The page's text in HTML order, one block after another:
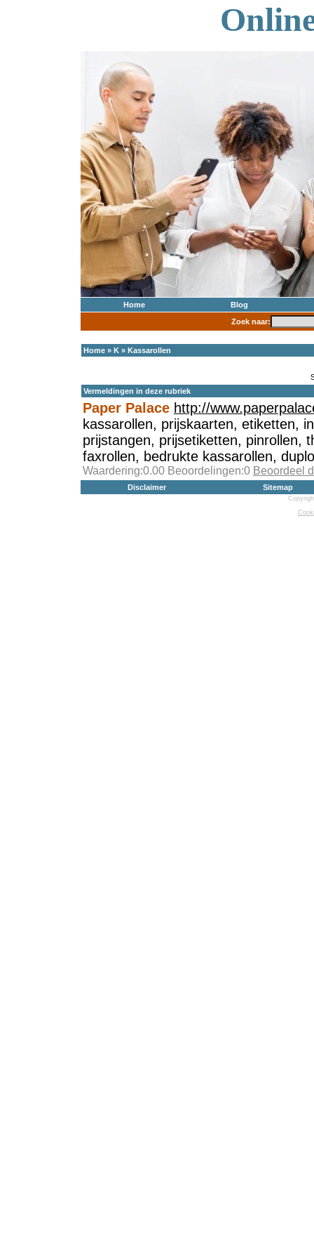
Home
Blog
Zoek naar:
Home » K » Kassarollen
Vermeldingen in deze rubriek
Paper Palace http://
kassarollen, prijskaarten, etiketten,
prijstangen, prijsetiketten, pinrollen,
faxrollen, bedrukte kassarollen,
Waardering:0.00 Beoordelingen:0 Beoordeel
Disclaimer Sitemap